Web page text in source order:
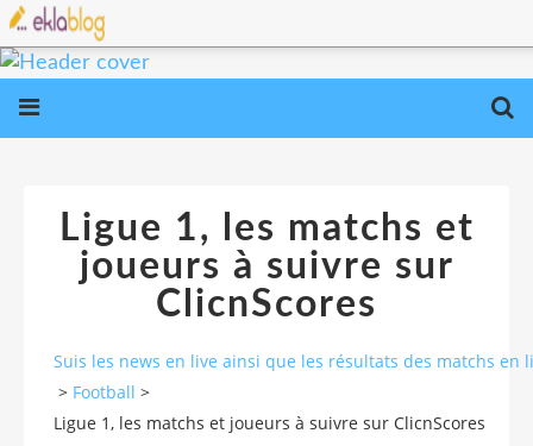
Ligue 1, les matchs et
joueurs à suivre sur
ClicnScores
Suis les news en live ainsi que les résultats des matchs
> Football >
Ligue 1, les matchs et joueurs à suivre sur ClicnScores